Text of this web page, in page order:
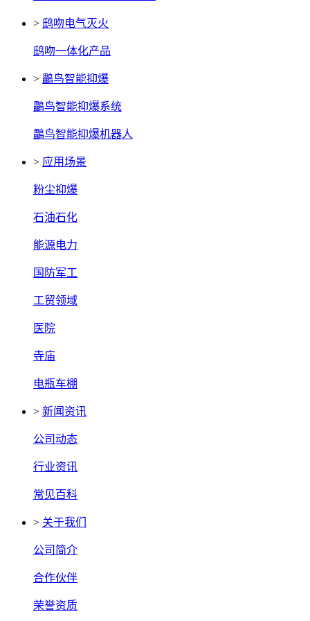
> 鸱吻电气灭火
鸱吻一体化产品
> 鸓鸟智能抑爆
鸓鸟智能抑爆系统
鸓鸟智能抑爆机器人
> 应用场景
粉尘抑爆
石油石化
能源电力
国防军工
工贸领域
医院
寺庙
电瓶车棚
> 新闻资讯
公司动态
行业资讯
常见百科
> 关于我们
公司简介
合作伙伴
荣誉资质